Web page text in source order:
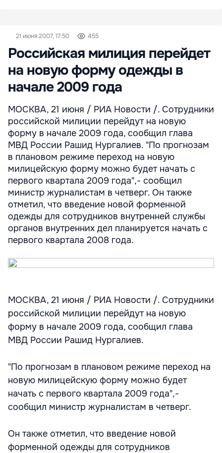
21 июня 2007, 17:50 455
Российская милиция перейдет
на новую форму одежды в
начале 2009 года
МОСКВА, 21 июня / РИА Новости /. Сотрудники
российской милиции перейдут на новую
форму в начале 2009 года, сообщил глава
МВД России Рашид Нургалиев. "По прогнозам
в плановом режиме переход на новую
милицейскую форму можно будет начать с
первого квартала 2009 года",- сообщил
министр журналистам в четверг. Он также
отметил, что введение новой форменной
одежды для сотрудников внутренней службы
органов внутренних дел планируется начать с
первого квартала 2008 года.
МОСКВА, 21 июня / РИА Новости /. Сотрудники
российской милиции перейдут на новую
форму в начале 2009 года, сообщил глава
МВД России Рашид Нургалиев.
"По прогнозам в плановом режиме переход на
новую милицейскую форму можно будет
начать с первого квартала 2009 года",-
сообщил министр журналистам в четверг.
Он также отметил, что введение новой
форменной одежды для сотрудников